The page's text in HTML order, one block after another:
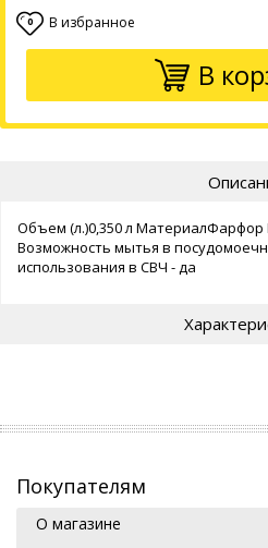
0 В избранное
В
Объем (л.)0,350 л МатериалФарфор
Возможность мытья в
использования в СВЧ - да
Покупателям
О магазине